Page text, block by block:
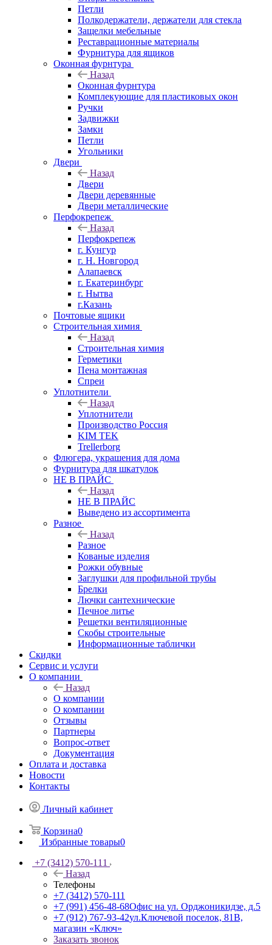
Петли
Полкодержатели, держатели для стекла
Защелки мебельные
Реставрационные материалы
Фурнитура для ящиков
Оконная фурнтура
Назад
Оконная фурнтура
Комплекующие для пластиковых окон
Ручки
Задвижки
Замки
Петли
Угольники
Двери
Назад
Двери
Двери деревянные
Двери металлические
Перфокрепеж
Назад
Перфокрепеж
г. Кунгур
г. Н. Новгород
Алапаевск
г. Екатеринбург
г. Нытва
г.Казань
Почтовые ящики
Строительная химия
Назад
Строительная химия
Герметики
Пена монтажная
Спреи
Уплотнители
Назад
Уплотнители
Производство Россия
KIM TEK
Trellerborg
Флюгера, украшения для дома
Фурнитура для шкатулок
НЕ В ПРАЙС
Назад
НЕ В ПРАЙС
Выведено из ассортимента
Разное
Назад
Разное
Кованые изделия
Рожки обувные
Заглушки для профильной трубы
Брелки
Лючки сантехнические
Печное литье
Решетки вентиляционные
Скобы строительные
Информационные таблички
Скидки
Сервис и услуги
О компании
Назад
О компании
О компании
Отзывы
Партнеры
Вопрос-ответ
Документация
Оплата и доставка
Новости
Контакты
Личный кабинет
Корзина0
Избранные товары0
+7 (3412) 570-111
Назад
Телефоны
+7 (3412) 570-111
+7 (991) 456-48-68Офис на ул. Орджоникидзе, д.5
+7 (912) 767-93-42ул.Ключевой поселок, 81В,
магазин «Ключ»
Заказать звонок